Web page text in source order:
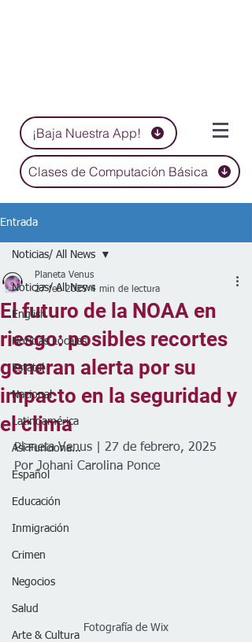
¡Baja Nuestra App!
Clases de Computación Básica
Entrada
Noticias/ All News
English
Noticias Locales
Estatal
Nacional
Latinoamérica
Así Funciona...
Español
Educación
Inmigración
Crimen
Negocios
Salud
Arte & Cultura
Noticias/ All News
El futuro de la NOAA en
riesgo: posibles recortes
generan alerta por su
impacto en la seguridad y
el clima
Planeta Venus
27 feb 2025 4 min de lectura
Planeta Venus | 27 de febrero, 2025
Por Johani Carolina Ponce
Fotografía de Wix